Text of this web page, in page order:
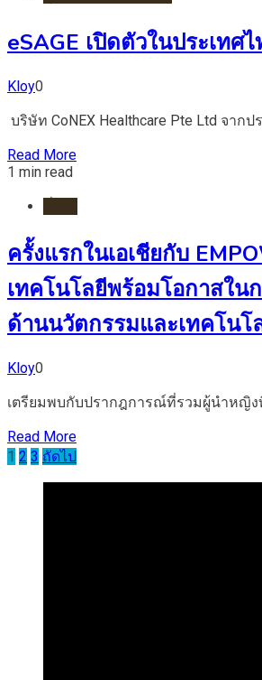
eSAGE เปิดตัวในประเท
Kloy0
บริษัท CoNEX Healthcare Pte Ltd จาก
Read More
1 min read
ครั้งแรกในเอเชียกับ
เทคโนโลยีพร้อมโอกาสใ
ด้านนวัตกรรมและเทคโนโ
Kloy0
เตรียมพบกับปรากฎการณ์ที่รวมผู้นำหญิ
Read More
Posts
pagination
1 2 3 ถัดไป